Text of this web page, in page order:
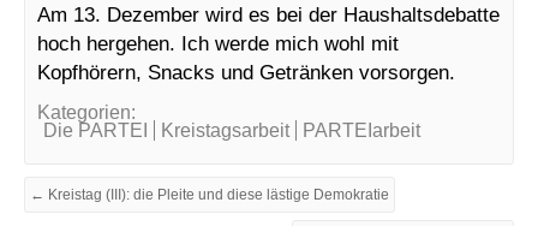
Am 13. Dezember wird es bei der Haushaltsdebatte
hoch hergehen. Ich werde mich wohl mit
Kopfhörern, Snacks und Getränken vorsorgen.
Kategorien:
Die PARTEI
Kreistagsarbeit PARTEIarbeit
← Kreistag (III): die Pleite und diese lästige Demokratie